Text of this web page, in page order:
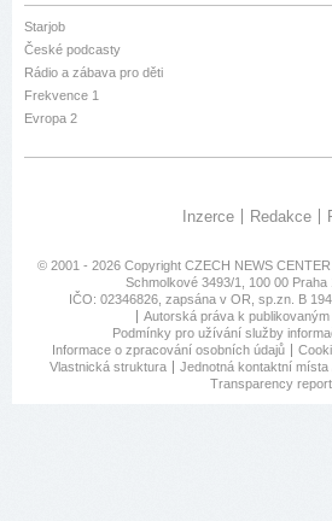
Starjob
České podcasty
Rádio a zábava pro děti
Frekvence 1
Evropa 2
Inzerce Redakce
© 2001 - 2026 Copyright CZECH NEWS CENTER
Schmolkové 3493/1, 100 00 Praha
IČO: 02346826, zapsána v OR, sp.zn. B
Autorská práva k publikovaným
Podmínky pro užívání služby
Informace o zpracování osobních údajů
Vlastnická struktura
Jednotná kontaktní místa
Transparency report